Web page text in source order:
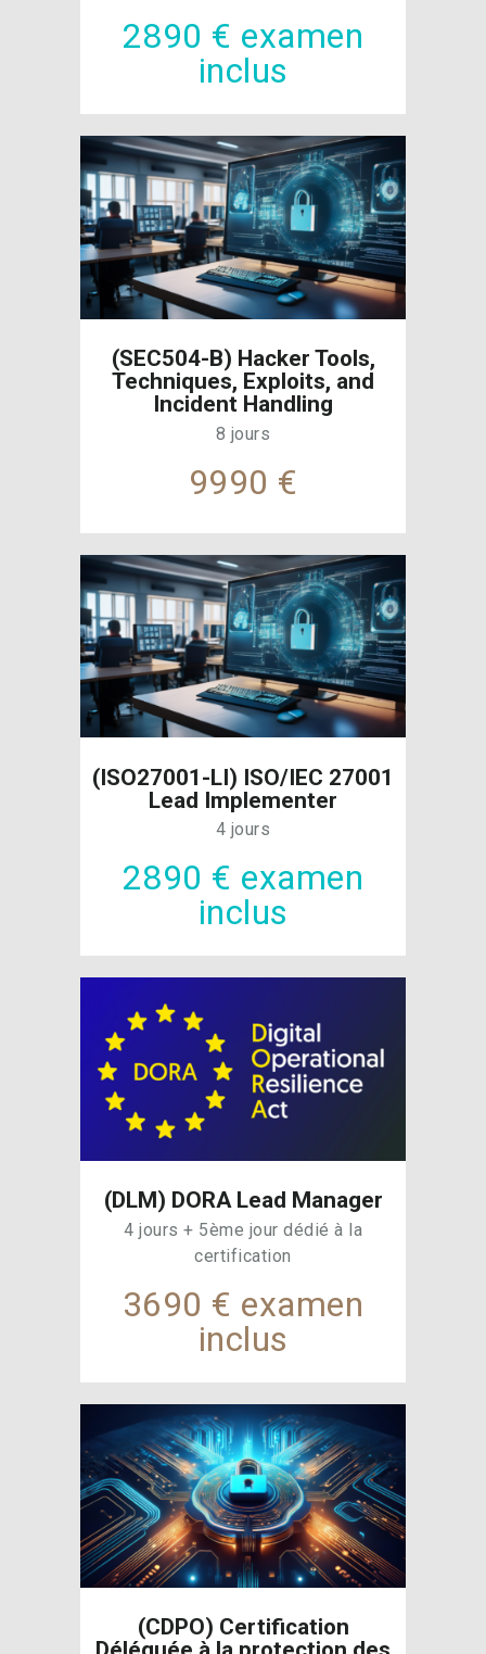
2890 € examen
inclus
(SEC504-B) Hacker Tools,
Techniques, Exploits, and
Incident Handling
8 jours
9990 €
(ISO27001-LI) ISO/IEC 27001
Lead Implementer
4 jours
2890 € examen
inclus
(DLM) DORA Lead Manager
4 jours + 5ème jour dédié à la
certification
3690 € examen
inclus
(CDPO) Certification